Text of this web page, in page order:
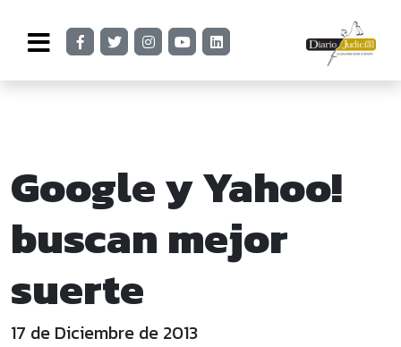
Google y Yahoo!
buscan mejor
suerte
17 de Diciembre de 2013